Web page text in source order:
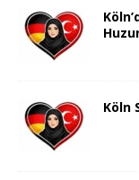
Köln